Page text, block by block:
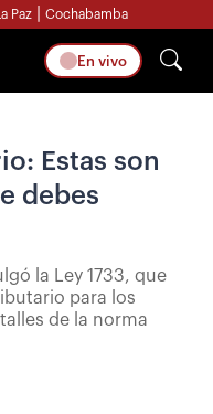
La Paz Cochabamba
En vivo
Estas son
debes
la Ley 1733, que
para los
de la norma